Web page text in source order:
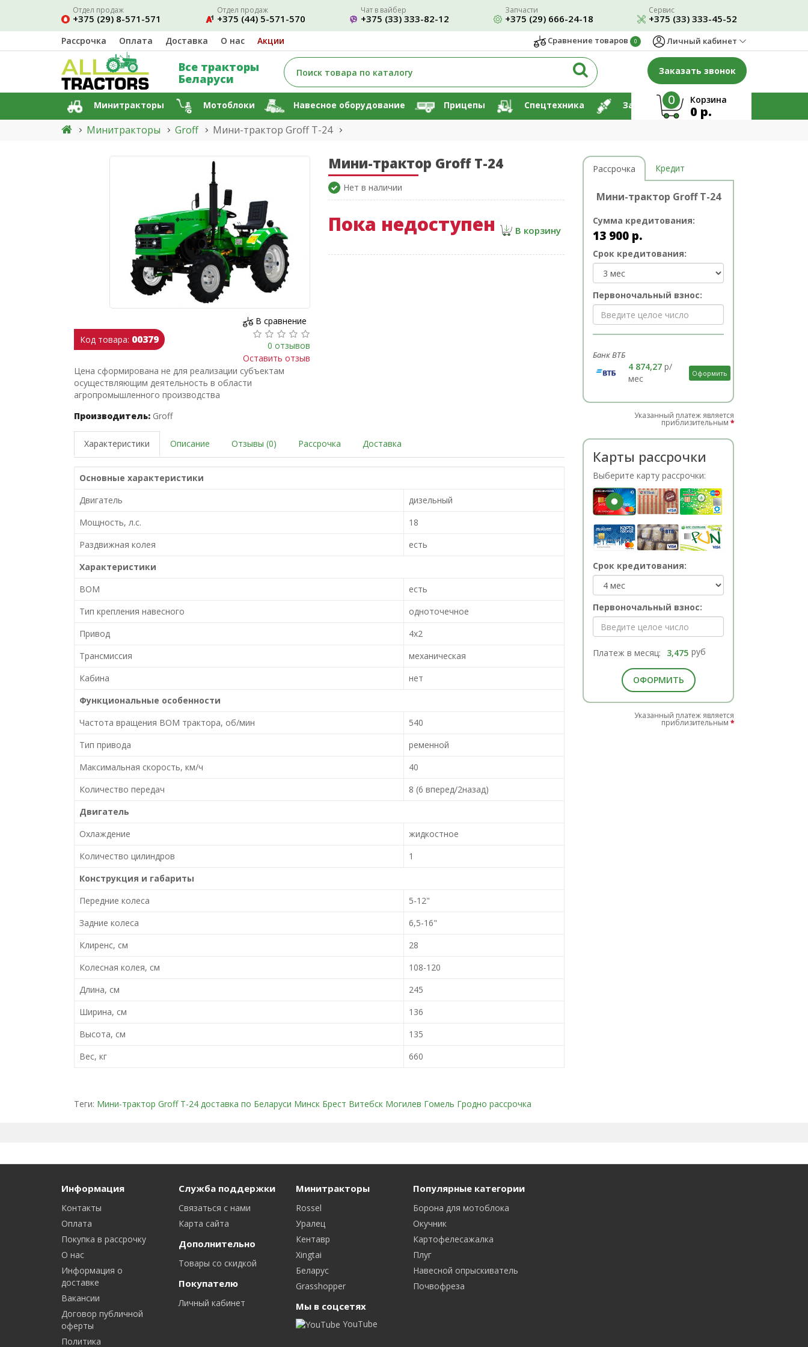
Отдел продаж
+375 (29) 8-571-571
Отдел продаж
+375 (44) 5-571-570
Чат в вайбер
+375 (33) 333-82-12
Запчасти
+375 (29) 666-24-18
Сервис
+375 (33) 333-45-52
Рассрочка Оплата Доставка О нас Акции Сравнение товаров 0 Личный кабинет
Все тракторы
Беларуси
Заказать звонок
Корзина
0
0 р.
Минитракторы Мотоблоки Навесное оборудование Прицепы Спецтехника Запчасти Ремонт
Минитракторы Groff Мини-трактор Groff T-24
Код товара: 00379
В сравнение
0 отзывов
Оставить отзыв
Цена сформирована не для реализации субъектам
осуществляющим деятельность в области
агропромышленного производства
Мини-трактор Groff T-24
Нет в наличии
Пока недоступен В корзину
Производитель: Groff
Характеристики Описание Отзывы (0) Рассрочка Доставка
Основные характеристики
Двигатель
дизельный
Мощность, л.с.
18
Раздвижная колея
есть
Характеристики
ВОМ
есть
Тип крепления навесного
одноточечное
Привод
4х2
Трансмиссия
механическая
Кабина
нет
Функциональные особенности
Частота вращения ВОМ трактора, об/мин
540
Тип привода
ременной
Максимальная скорость, км/ч
40
Количество передач
8 (6 вперед/2назад)
Двигатель
Охлаждение
жидкостное
Количество цилиндров
1
Конструкция и габариты
Передние колеса
5-12"
Задние колеса
6,5-16"
Клиренс, см
28
Колесная колея, см
108-120
Длина, см
245
Ширина, см
136
Высота, см
135
Вес, кг
660
Теги: Мини-трактор Groff T-24 доставка по Беларуси Минск Брест Витебск Могилев Гомель Гродно рассрочка
Рассрочка Кредит
Мини-трактор Groff T-24
Сумма кредитования:
13 900 р.
Срок кредитования:
Первоночальный взнос:
Банк ВТБ
4 874,27 р/
мес
Оформить
Указанный платеж является
приблизительным*
Карты рассрочки
Выберите карту рассрочки:
Срок кредитования:
Первоночальный взнос:
Платеж в месяц: 3,475 руб
ОФОРМИТЬ
Указанный платеж является
приблизительным*
Информация
Контакты
Оплата
Покупка в рассрочку
О нас
Информация о
доставке
Вакансии
Договор публичной
оферты
Политика
Служба поддержки
Связаться с нами
Карта сайта
Дополнительно
Товары со скидкой
Покупателю
Личный кабинет
Минитракторы
Rossel
Уралец
Кентавр
Xingtai
Беларус
Grasshopper
Популярные категории
Борона для мотоблока
Окучник
Картофелесажалка
Плуг
Навесной опрыскиватель
Почвофреза
Мы в соцсетях
YouTube